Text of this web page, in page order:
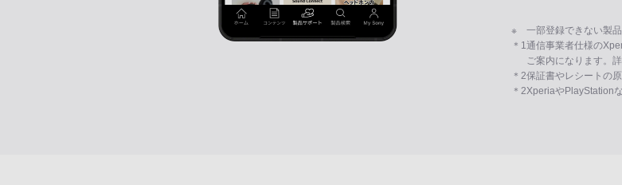
※ 一部登録できない製品
＊1通信事業者仕様の
ご案内になります。
＊2保証書やレシートの
＊2XperiaやPlayStation